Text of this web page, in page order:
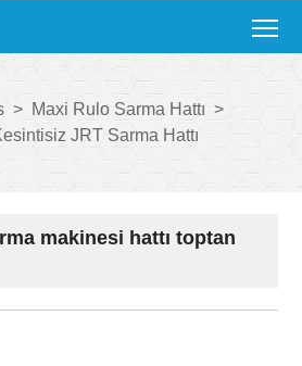
> Maxi Rulo Sarma Hattı >
JRT Sarma Hattı
makinesi hattı toptan